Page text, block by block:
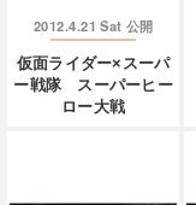
2012.4.21 Sat 公開
仮面ライダー×スーパ
ー戦隊 スーパーヒー
ロー大戦